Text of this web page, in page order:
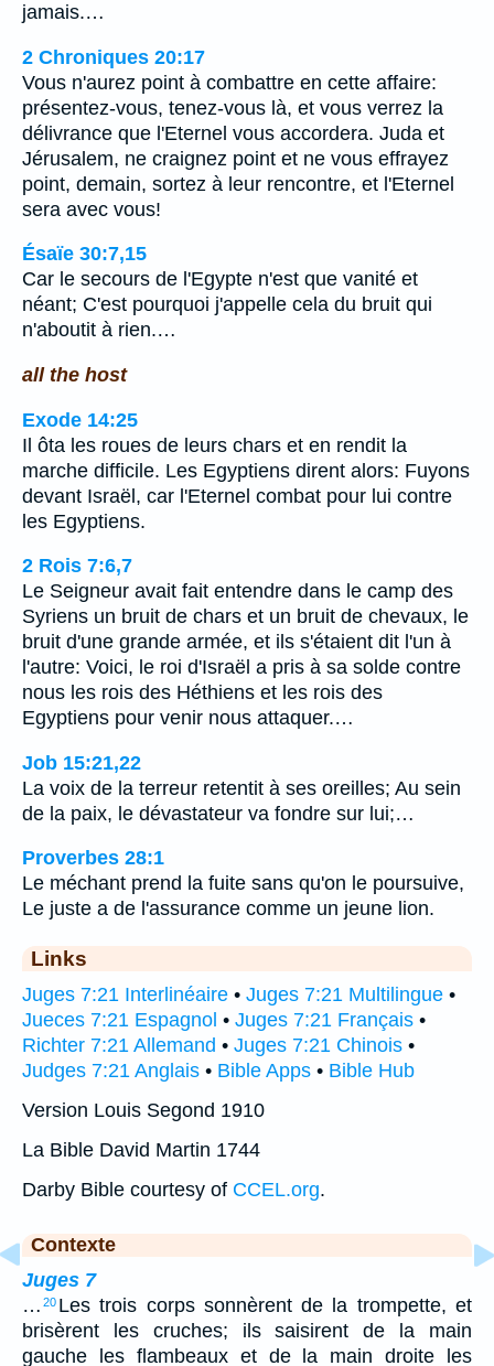
jamais.…
2 Chroniques 20:17
Vous n'aurez point à combattre en cette affaire:
présentez-vous, tenez-vous là, et vous verrez la
délivrance que l'Eternel vous accordera. Juda et
Jérusalem, ne craignez point et ne vous effrayez
point, demain, sortez à leur rencontre, et l'Eternel
sera avec vous!
Ésaïe 30:7,15
Car le secours de l'Egypte n'est que vanité et
néant; C'est pourquoi j'appelle cela du bruit qui
n'aboutit à rien.…
all the host
Exode 14:25
Il ôta les roues de leurs chars et en rendit la
marche difficile. Les Egyptiens dirent alors: Fuyons
devant Israël, car l'Eternel combat pour lui contre
les Egyptiens.
2 Rois 7:6,7
Le Seigneur avait fait entendre dans le camp des
Syriens un bruit de chars et un bruit de chevaux, le
bruit d'une grande armée, et ils s'étaient dit l'un à
l'autre: Voici, le roi d'Israël a pris à sa solde contre
nous les rois des Héthiens et les rois des
Egyptiens pour venir nous attaquer.…
Job 15:21,22
La voix de la terreur retentit à ses oreilles; Au sein
de la paix, le dévastateur va fondre sur lui;…
Proverbes 28:1
Le méchant prend la fuite sans qu'on le poursuive,
Le juste a de l'assurance comme un jeune lion.
Links
Juges 7:21 Interlinéaire • Juges 7:21 Multilingue •
Jueces 7:21 Espagnol • Juges 7:21 Français •
Richter 7:21 Allemand • Juges 7:21 Chinois •
Judges 7:21 Anglais • Bible Apps • Bible Hub
Version Louis Segond 1910
La Bible David Martin 1744
Darby Bible courtesy of CCEL.org.
Contexte
Juges 7
… 20 Les trois corps sonnèrent de la trompette, et
brisèrent les cruches; ils saisirent de la main
gauche les flambeaux et de la main droite les